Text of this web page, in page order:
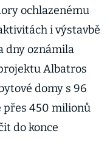
staršími byty,
tvrdí
developeři
ochlazenému
i výstavbě
dny oznámila
Albatros
domy s 96
přes 450 milionů
do konce